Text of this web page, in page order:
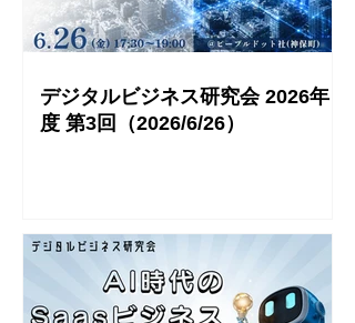
デジタルビジネス研究会 2026年
度 第3回（2026/6/26）